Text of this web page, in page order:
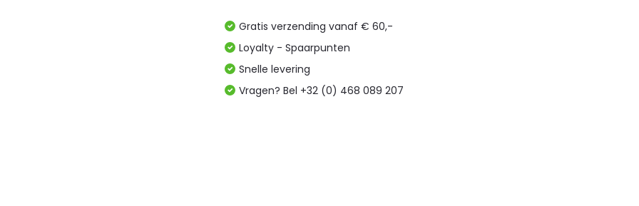
Gratis verzending vanaf € 60,-
Loyalty - Spaarpunten
Snelle levering
Vragen? Bel +32 (0) 468 089 207